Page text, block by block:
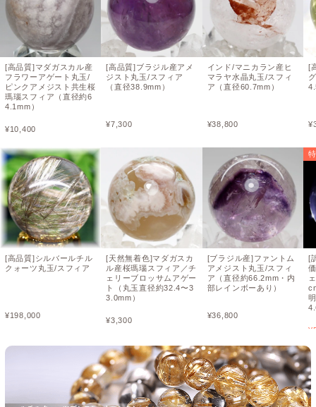
[高品質]マダガスカル産
フラワーアゲート丸玉/
ピンクアメジスト共生桜
瑪瑙スフィア（直径約6
4.1mm）
¥10,400
[高品質]シルバールチル
クォーツ丸玉/スフィア
¥198,000
[高品質]ブラジル産アメ
ジスト丸玉/スフィア
（直径38.9mm）
¥7,300
[天然無着色]マダガスカ
ル産桜瑪瑙スフィア／チ
ェリーブロッサムアゲー
ト（丸玉直径約32.4〜3
3.0mm）
¥3,300
インド/マニカラン産ヒ
マラヤ水晶丸玉/スフィ
ア（直径60.7mm）
¥38,800
[ブラジル産]ファントム
アメジスト丸玉/スフィ
ア（直径約66.2mm・内
部レインボーあり）
¥36,800
[
¥
[
¥